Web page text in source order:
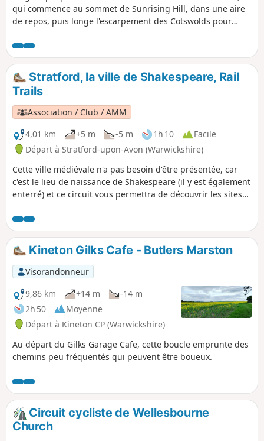
qui commence au sommet de Sunrising Hill, dans une aire
de repos, puis longe l'escarpement des Cotswolds pour
finalement le parking de Upton House NT. Le retour se fait à
travers champs, puis le long de l'escarpement, avec une vue
imprenable, pour revenir à l'aire de repos.
Stratford, la ville de Shakespeare, Rail
Trails
Association / Club / AMM
4,01 km
+5 m -5 m 1h 10
Facile
Départ à Stratford-upon-Avon (Warwickshire)
Cette ville médiévale n'a pas besoin d'être présentée, car
c'est le lieu de naissance de Shakespeare (il y est également
enterré) et ce circuit vous permettra de découvrir les sites
les traces du barde lui-même lors d'une balade facile pour
explorer tout ce qui touche à Shakespeare à Stratford-upon-
Avon.Kineton Gilks Cafe - Butlers Marston
Visorandonneur
9,86 km
+14 m
-14 m
2h 50
Moyenne
Départ à Kineton CP (Warwickshire)
Au départ du Gilks Garage Cafe, cette boucle emprunte des
chemins peu fréquentés qui peuvent être boueux.
Circuit cycliste de Wellesbourne
Church